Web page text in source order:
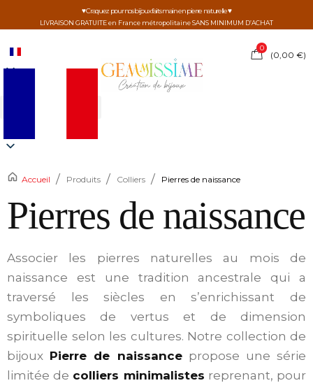
♥ Craquez pour nos bijoux faits main en pierre naturelle ♥
LIVRAISON GRATUITE en France métropolitaine SANS MINIMUM D’ACHAT
0
(0,00€)
Accueil / Produits / Colliers / Pierres de naissance
Pierres de naissance
Associer les pierres naturelles au mois de
naissance est une tradition ancestrale qui a
traversé les siècles en s’enrichissant de
symboliques de vertus et de dimension
spirituelle selon les cultures. Notre collection de
bijoux Pierre de naissancepropose une série
limitée de colliers minimalistes reprenant, pour